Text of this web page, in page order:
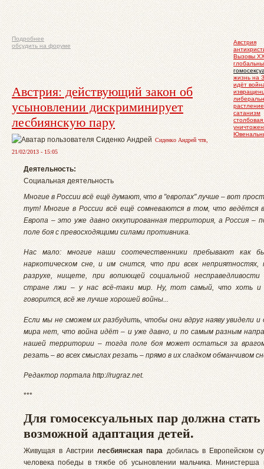
Австрия
Вызовы
жизнь на
идёт
растление
сатанизм
Подробнее
обсудить на форуме
Австрия: действующий закон об
усыновлении дискриминирует
лесбиянскую пару
Сиденко Андрей чтв,
21/02/2013 - 15:05
Деятельность:
Социальная деятельность
Многие в России всё ещё думают, что в "европах" лучше – вот
тут! Многие в России всё ещё сомневаются в том, что ведётся
Европа – это уже давно оккупированная территория, а Россия –
поле боя с превосходящими силами противника.
Нас мало: многие наши соотечественники пребывают как
наркотическом сне, и им снится, что при всех неприятностях,
разрухе, нищете, при вопиющей социальной
стране лжи – у нас всё-таки мир. Ну, тот самый, что хоть и
говорится, всё же лучше хорошей войны...
Если мы не сможем их разбудить, чтобы они вдруг наяву увидели и
мира нет, что война идёт – и уже давно, и по самым разным
нашей территории – тогда поле боя может остаться за
резать – во всех смыслах резать – прямо в их сладком обманчивом
Редактор портала http://rugraz.net.
***
Для гомосексуальных пар должна стать
возможной адаптация детей.
Живущая в Австриилесбиянская пара добилась в Европейском
человека победы в тяжбе об усыновлении мальчика. Министерша